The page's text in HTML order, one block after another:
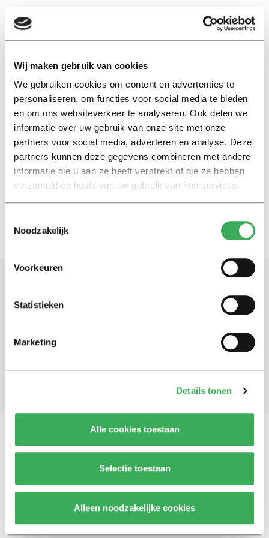
Wij maken gebruik van cookies
We gebruiken cookies om content en advertenties te
personaliseren, om functies voor social media te bieden
en om ons websiteverkeer te analyseren. Ook delen we
informatie over uw gebruik van onze site met onze
partners voor social media, adverteren en analyse. Deze
partners kunnen deze gegevens combineren met andere
informatie die u aan ze heeft verstrekt of die ze hebben
verzameld op basis van uw gebruik van hun services.
Noodzakelijk
Voorkeuren
Statistieken
Marketing
Details tonen
Alle cookies toestaan
Selectie toestaan
Alleen noodzakelijke cookies
EN
daan jacobs
Nieuws
Opkomst bij verkiezingen
nauwelijks bepalend voor
uitslag
03 maart 2017
Blijf op de hoogte. Meld je aan voor de nieuwsbrief van
Aanmelden
Vragen, opmerkingen of tips?
© 2026 -Over ons Disclaimer Adverteren Werken bij Contact